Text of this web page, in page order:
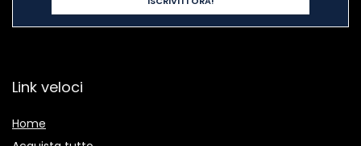
Link veloci
Home